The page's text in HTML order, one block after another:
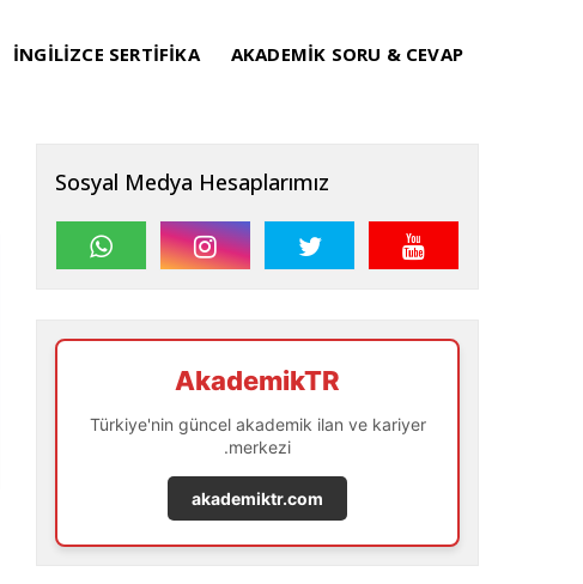
İNGİLİZCE SERTİFİKA AKADEMİK SORU & CEVAP
Sosyal Medya Hesaplarımız
AkademikTR
Türkiye'nin güncel akademik ilan ve kariyer
merkezi.
akademiktr.com